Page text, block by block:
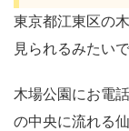
東京都江東区の
見られるみたい
木場公園にお電
の中央に流れる